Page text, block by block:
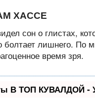
ХАССЕ
сон о глистах,
болтает лишнего. По
время зря.
В ТОП КУВАЛДОЙ -